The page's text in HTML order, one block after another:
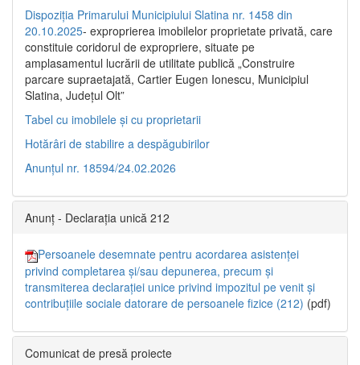
Dispoziția Primarului Municipiului Slatina nr. 1458 din
20.10.2025- exproprierea imobilelor proprietate privată, care
constituie coridorul de expropriere, situate pe
amplasamentul lucrării de utilitate publică „Construire
parcare supraetajată, Cartier Eugen Ionescu, Municipiul
Slatina, Județul Olt”
Tabel cu imobilele și cu proprietarii
Hotărâri de stabilire a despăgubirilor
Anunțul nr. 18594/24.02.2026
Anunț - Declarația unică 212
Persoanele desemnate pentru acordarea asistenței
privind completarea și/sau depunerea, precum și
transmiterea declarației unice privind impozitul pe venit și
contribuțiile sociale datorare de persoanele fizice (212) (pdf)
Comunicat de presă proiecte